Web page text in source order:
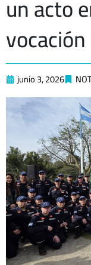
un acto
junio 3, 2026